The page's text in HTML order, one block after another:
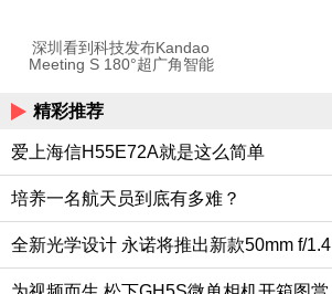
深圳看到科技发布Kandao
Meeting S 180°超广角智能
精彩推荐
爱上海信H55E72A就是这么简单
培养一名航天员到底有多难？
全新光学设计 永诺将推出新款50mm f/1.4